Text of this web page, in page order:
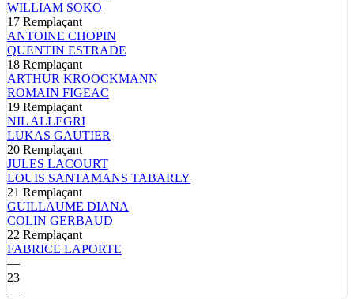
WILLIAM SOKO
17 Remplaçant
ANTOINE CHOPIN
QUENTIN ESTRADE
18 Remplaçant
ARTHUR KROOCKMANN
ROMAIN FIGEAC
19 Remplaçant
NIL ALLEGRI
LUKAS GAUTIER
20 Remplaçant
JULES LACOURT
LOUIS SANTAMANS TABARLY
21 Remplaçant
GUILLAUME DIANA
COLIN GERBAUD
22 Remplaçant
FABRICE LAPORTE
—
23
—